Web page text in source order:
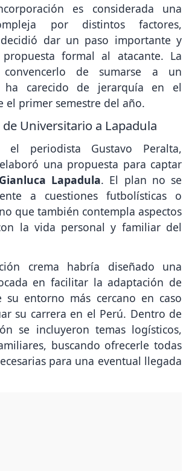
es considerada una
por distintos factores,
decidió dar un paso importante y
formal al atacante. La
de sumarse a un
ha carecido de jerarquía en el
el primer semestre del año.
Universitario a Lapadula
el periodista Gustavo Peralta,
elaboró una propuesta para captar
Gianluca Lapadula. El plan no se
a cuestiones futbolísticas o
que también contempla aspectos
la vida personal y familiar del
crema habría diseñado una
en facilitar la adaptación de
su entorno más cercano en caso
su carrera en el Perú. Dentro de
se incluyeron temas logísticos,
buscando ofrecerle todas
para una eventual llegada